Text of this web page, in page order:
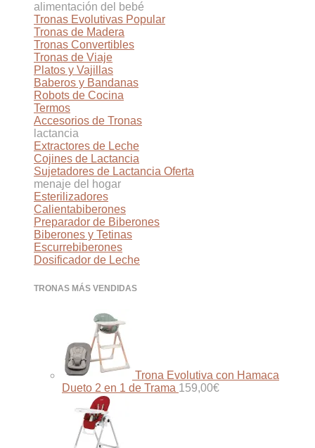
alimentación del bebé
Tronas Evolutivas
Tronas de Madera
Tronas Convertibles
Tronas de Viaje
Platos y Vajillas
Baberos y Bandanas
Robots de Cocina
Termos
Accesorios de Tronas
lactancia
Extractores de Leche
Cojines de Lactancia
Sujetadores de Lactancia
menaje del hogar
Esterilizadores
Calientabiberones
Preparador de Biberones
Biberones y Tetinas
Escurrebiberones
Dosificador de Leche
TRONAS MÁS VENDIDAS
Trona Evolutiva con Hamaca
Dueto 2 en 1 de Trama 159,00€